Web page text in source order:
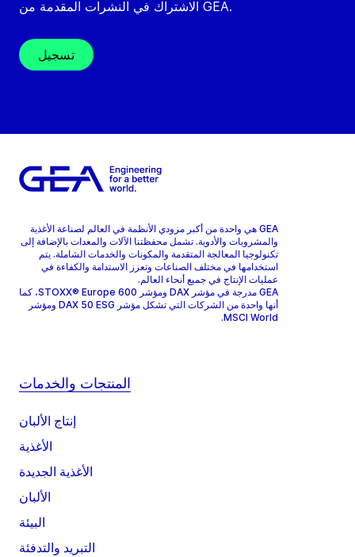
الاشتراك في النشرات المقدمة من GEA.
تسجيل
GEA هي واحدة من أكبر مزودي الأنظمة في العالم لصناعة الأغذية
والمشروبات والأدوية. تشمل محفظتنا الآلات والمعدات بالإضافة إلى
تكنولوجيا المعالجة المتقدمة والمكونات والخدمات الشاملة. يتم
استخدامها في مختلف الصناعات وتعزز الاستدامة والكفاءة في
عمليات الإنتاج في جميع أنحاء العالم.
GEA مدرجة في مؤشر DAX ومؤشر STOXX® Europe 600، كما
أنها واحدة من الشركات التي تشكل مؤشر DAX 50 ESG ومؤشر
MSCI World.
المنتجات والخدمات
إنتاج الألبان
الأغذية
الأغذية الجديدة
الألبان
البيئة
التبريد والتدفئة